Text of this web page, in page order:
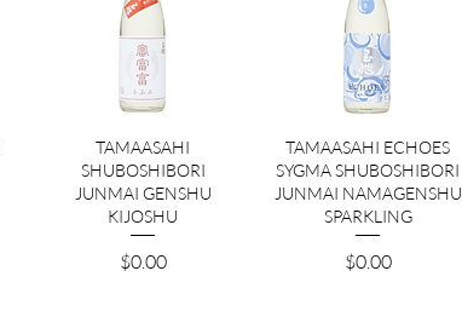
クイックビュー
TAMAASAHI
SHUBOSHIBORI
JUNMAI GENSHU
KIJOSHU
価格
$0.00
クイックビュー
TAMAASAHI ECHOES
SYGMA SHUBOSHIBORI
JUNMAI NAMAGENSHU
SPARKLING
価格
$0.00